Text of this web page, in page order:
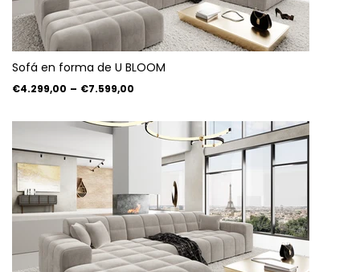
Sofá en forma de U BLOOM
€4.299,00 – €7.599,00